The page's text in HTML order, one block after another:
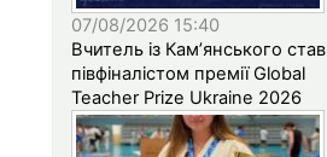
07/08/2026 15:40
Вчитель із Кам’янського став
півфіналістом премії Global
Teacher Prize Ukraine 2026